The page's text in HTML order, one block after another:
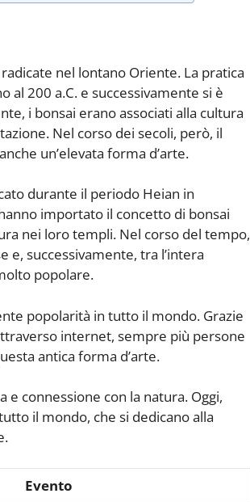
nel lontano Oriente. La pratica
al 200 a.C. e successivamente si è
i bonsai erano associati alla cultura
Nel corso dei secoli, però, il
un’elevata forma d’arte.
durante il periodo Heian in
importato il concetto di bonsai
nei loro templi. Nel corso del tempo,
e, successivamente, tra l’intera
popolare.
popolarità in tutto il mondo. Grazie
internet, sempre più persone
antica forma d’arte.
e connessione con la natura. Oggi,
il mondo, che si dedicano alla
Evento